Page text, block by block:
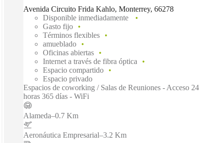
Avenida Circuito Frida Kahlo, Monterrey, 66278
Disponible inmediadamente
Gasto fijo
Términos flexibles
amueblado
Oficinas abiertas
Internet a través de fibra óptica
Espacio compartido
Espacio privado
Espacios de coworking / Salas de Reuniones - Acceso 24
horas 365 días - WiFi
Alameda–0.7 Km
Aeronáutica Empresarial–3.2 Km